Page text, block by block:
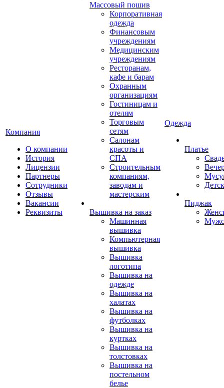
Компания
О компании
История
Лицензии
Партнеры
Сотрудники
Отзывы
Вакансии
Реквизиты
Массовый пошив
Корпоративная
одежда
Финансовым
учреждениям
Медицинским
учреждениям
Ресторанам,
кафе и барам
Охранным
организациям
Гостиницам и
отелям
Торговым
сетям
Салонам
красоты и
СПА
Строительным
компаниям,
заводам и
мастерским
Вышивка на заказ
Машинная
вышивка
Компьютерная
вышивка
Вышивка
логотипа
Вышивка на
одежде
Вышивка на
халатах
Вышивка на
футболках
Вышивка на
куртках
Вышивка на
толстовках
Вышивка на
постельном
белье
Одежда
Платье
Пиджак